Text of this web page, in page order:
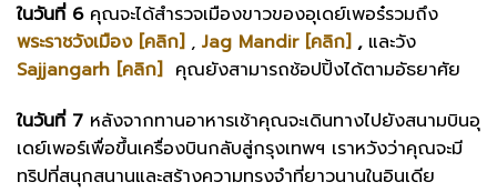
ในวันที่ 6คุณจะได้สำรวจเมืองขาวของอุเดย์เพอร๋รวมถึง
พระราชวังเมือง [คลิก] , Jag Mandir [คลิก] ,และวัง
Sajjangarh [คลิก] คุณยังสามารถช้อปปิ้งได้ตามอัธยาศัย
ในวันที่ 7 หลังจากทานอาหารเช้าคุณจะเดินทางไปยังสนามบินอุ
เดย์เพอร์เพื่อขึ้นเครื่องบินกลับสู่กรุงเทพฯ เราหวังว่าคุณจะมี
ทริปที่สนุกสนานและสร้างความทรงจำที่ยาวนานในอินเดีย